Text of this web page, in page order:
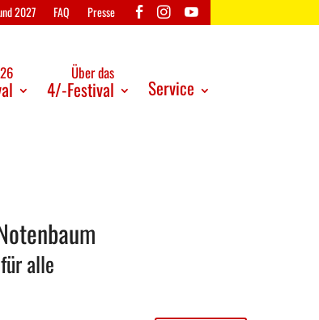
2027 FAQ Presse
Über das
4/-Festival Service
alle